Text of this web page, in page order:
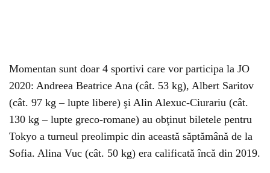
Momentan sunt doar 4 sportivi care vor participa la JO
2020: Andreea Beatrice Ana (cât. 53 kg), Albert Saritov
(cât. 97 kg – lupte libere) şi Alin Alexuc-Ciurariu (cât.
130 kg – lupte greco-romane) au obţinut biletele pentru
Tokyo a turneul preolimpic din această săptămână de la
Sofia. Alina Vuc (cât. 50 kg) era calificată încă din 2019.